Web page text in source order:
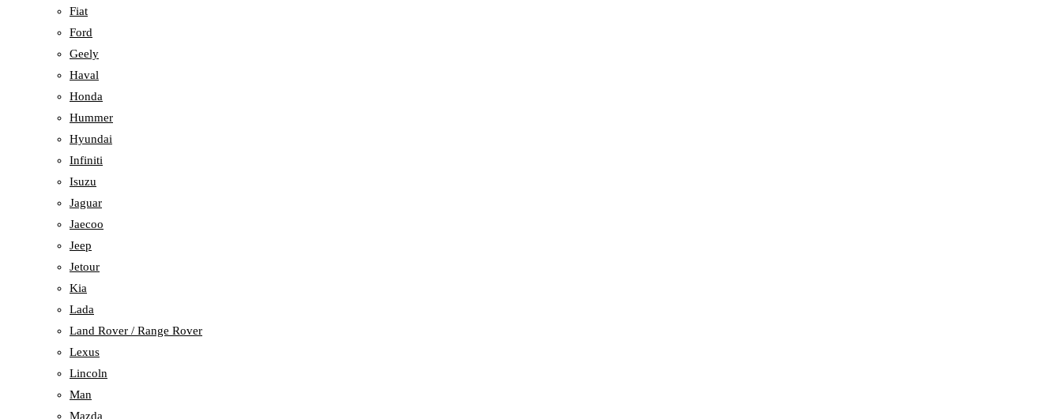
Fiat
Ford
Geely
Haval
Honda
Hummer
Hyundai
Infiniti
Isuzu
Jaguar
Jaecoo
Jeep
Jetour
Kia
Lada
Land Rover / Range Rover
Lexus
Lincoln
Man
Mazda